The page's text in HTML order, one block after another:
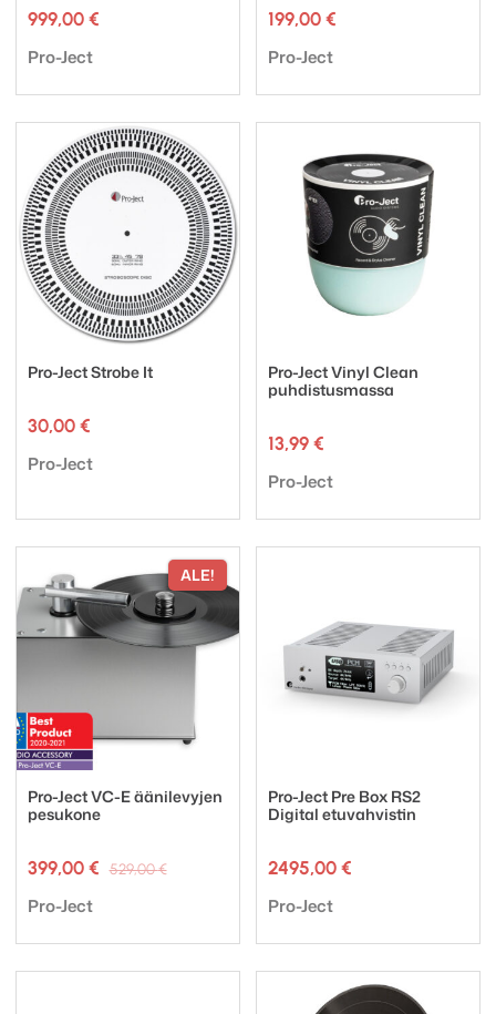
999,00 €
Tuotemerkki:
Pro-Ject
199,00 €
Tuotemerkki:
Pro-Ject
Pro-Ject Strobe It
30,00 €
Tuotemerkki:
Pro-Ject
Pro-Ject Vinyl Clean
puhdistusmassa
13,99 €
Tuotemerkki:
Pro-Ject
ALE!
Pro-Ject VC-E äänilevyjen
pesukone
529,00€Alkuperäinen
399,00 €
Nykyinen
Tuotemerkki:
Pro-Ject
Pro-Ject Pre Box RS2
Digital etuvahvistin
2495,00 €
Tuotemerkki:
Pro-Ject